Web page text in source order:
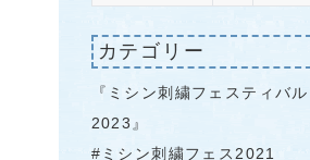
カテゴリー
『ミシン刺繍フェスティバル
2023』
#ミシン刺繍フェス2021